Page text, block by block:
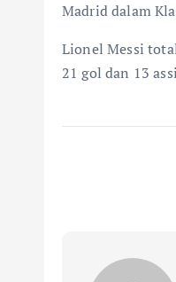
Madrid dalam
Lionel Messi
21 gol dan 13